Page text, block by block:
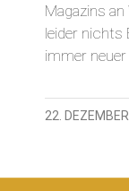
Magazins
leider nichts
immer
22.